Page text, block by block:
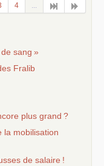
4 ...
sang »
Fralib
plus grand ?
la mobilisation
de salaire !